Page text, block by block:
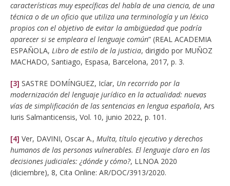
características muy específicas del habla de una ciencia, de una
técnica o de un oficio que utiliza una terminología y un léxico
propios con el objetivo de evitar la ambigüedad que podría
aparecer si se empleara el lenguaje común” (REAL ACADEMIA
ESPAÑOLA, Libro de estilo de la justicia, dirigido por MUÑOZ
MACHADO, Santiago, Espasa, Barcelona, 2017, p. 3.
[3] SASTRE DOMÍNGUEZ, Icíar, Un recorrido por la
modernización del lenguaje jurídico en la actualidad: nuevas
vías de simplificación de las sentencias en lengua española, Ars
Iuris Salmanticensis, Vol. 10, junio 2022, p. 101.
[4] Ver, DAVINI, Oscar A., Multa, título ejecutivo y derechos
humanos de las personas vulnerables. El lenguaje claro en las
decisiones judiciales: ¿dónde y cómo?, LLNOA 2020
(diciembre), 8, Cita Online: AR/DOC/3913/2020.